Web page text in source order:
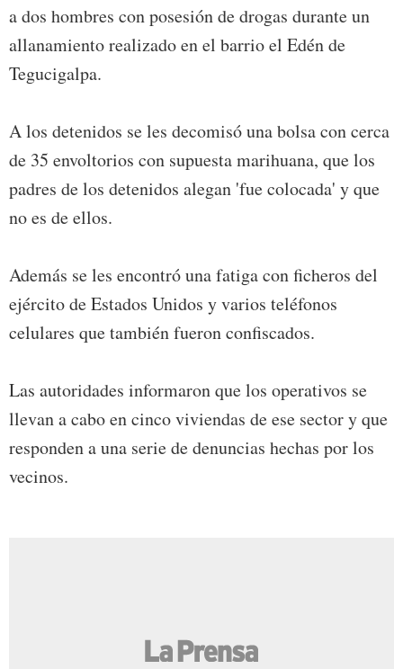
a dos hombres con posesión de drogas durante un
allanamiento realizado en el barrio el Edén de
Tegucigalpa.
A los detenidos se les decomisó una bolsa con cerca
de 35 envoltorios con supuesta marihuana, que los
padres de los detenidos alegan 'fue colocada' y que
no es de ellos.
Además se les encontró una fatiga con ficheros del
ejército de Estados Unidos y varios teléfonos
celulares que también fueron confiscados.
Las autoridades informaron que los operativos se
llevan a cabo en cinco viviendas de ese sector y que
responden a una serie de denuncias hechas por los
vecinos.